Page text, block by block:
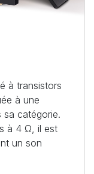
à transistors
à une
sa catégorie.
à 4 Ω, il est
un son